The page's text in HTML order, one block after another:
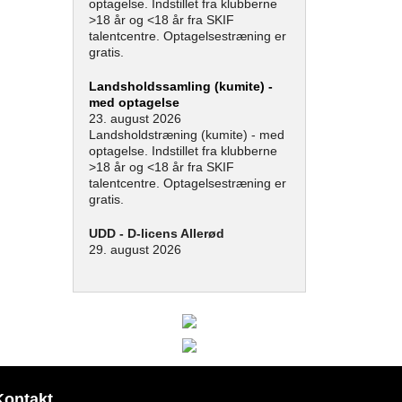
optagelse. Indstillet fra klubberne
>18 år og <18 år fra SKIF
talentcentre. Optagelsestræning er
gratis.
Landsholdssamling (kumite) -
med optagelse
23. august 2026
Landsholdstræning (kumite) - med
optagelse. Indstillet fra klubberne
>18 år og <18 år fra SKIF
talentcentre. Optagelsestræning er
gratis.
UDD - D-licens Allerød
29. august 2026